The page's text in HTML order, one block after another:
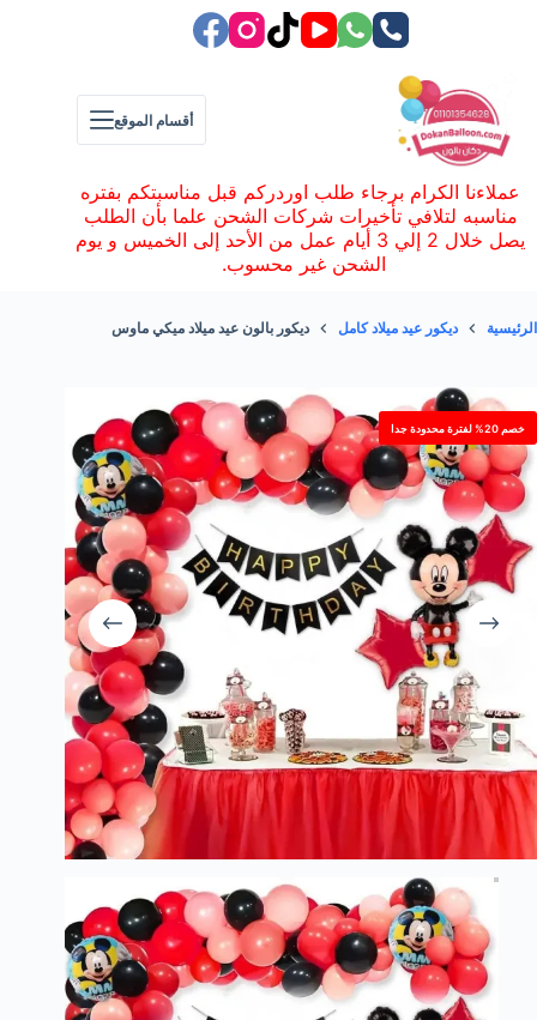
أقسام الموقع
عملاءنا الكرام برجاء طلب اوردركم قبل مناسبتكم بفتره
مناسبه لتلافي تأخيرات شركات الشحن علما بأن الطلب
يصل خلال 2 إلي 3 أيام عمل من الأحد إلى الخميس و يوم
الشحن غير محسوب.
الرئيسية ديكور عيد ميلاد كامل ديكور بالون عيد ميلاد ميكي ماوس
خصم 20% لفترة محدودة جدا